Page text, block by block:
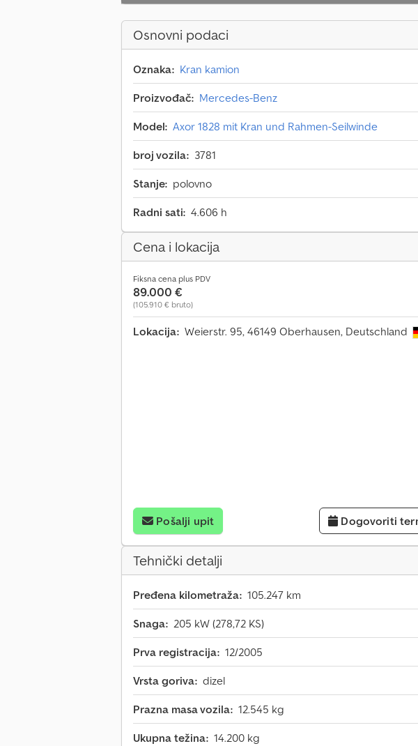
Osnovni podaci
Oznaka: Kran kamion
Proizvođač: Mercedes-Benz
Model: Axor 1828 mit Kran und Rahmen-Seilwinde
broj vozila: 3781
Stanje: polovno
Radni sati: 4.606 h
Cena i lokacija
Fiksna cena plus PDV
89.000 €
(105.910 € bruto)
Lokacija: Weierstr. 95, 46149 Oberhausen, Deutschland
Pošalji upit Dogovoriti
Tehnički detalji
Pređena kilometraža: 105.247 km
Snaga: 205 kW (278,72 KS)
Prva registracija: 12/2005
Vrsta goriva: dizel
Prazna masa vozila: 12.545 kg
Ukupna težina: 14.200 kg